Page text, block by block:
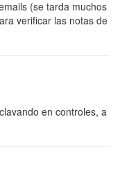
(se tarda muchos
verificar las notas de
en controles, a